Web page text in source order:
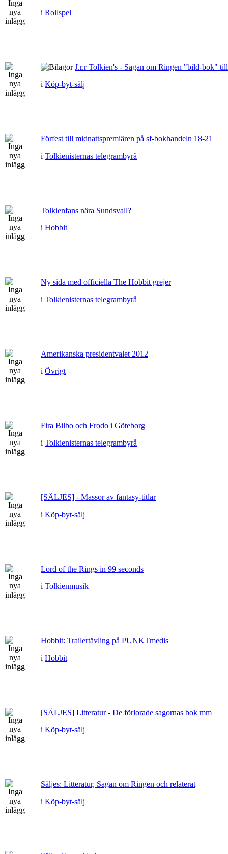
i Rollspel
J.r.r Tolkien's - Sagan om Ringen "bild-bok"
i Köp-byt-sälj
Förfest till midnattspremiären på sf-bokhandeln 18-21
i Tolkienisternas telegrambyrå
Tolkienfans nära Sundsvall?
i Hobbit
Ny sida med officiella The Hobbit grejer
i Tolkienisternas telegrambyrå
Amerikanska presidentvalet 2012
i Övrigt
Fira Bilbo och Frodo i Göteborg
i Tolkienisternas telegrambyrå
[SÄLJES] - Massor av fantasy-titlar
i Köp-byt-sälj
Lord of the Rings in 99 seconds
i Tolkienmusik
Hobbit: Trailertävling på PUNKTmedis
i Hobbit
[SÄLJES] Litteratur - De förlorade sagornas bok mm
i Köp-byt-sälj
Säljes: Litteratur, Sagan om Ringen och relaterat
i Köp-byt-sälj